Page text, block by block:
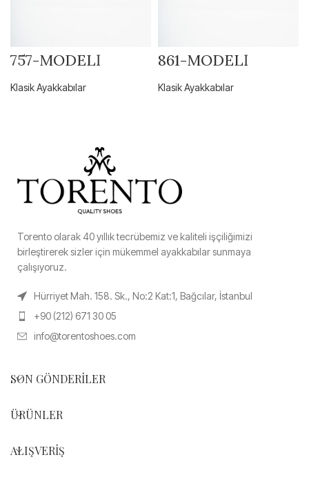
757-MODELİ
Klasik Ayakkabılar
861-MODELİ
Klasik Ayakkabılar
Torento olarak 40 yıllık tecrübemiz ve kaliteli işçiliğimizi
birleştirerek sizler için mükemmel ayakkabılar sunmaya
çalışıyoruz.
Hürriyet Mah. 158. Sk., No:2 Kat:1, Bağcılar, İstanbul
+90 (212) 671 30 05
info@torentoshoes.com
SON GÖNDERILER
ÜRÜNLER
ALIŞVERIŞ